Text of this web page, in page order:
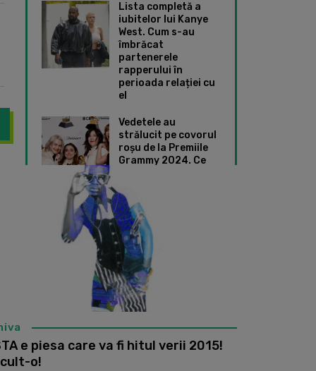
Lista completă a
iubitelor lui Kanye
West. Cum s-au
îmbrăcat
partenerele
rapperului în
perioada relației cu
el
Vedetele au
strălucit pe covorul
roșu de la Premiile
Grammy 2024. Ce
Dua Lipa
are o piesă remixată perfectă pentru vară!
e piesa care va fi hitul verii 2015!
o!